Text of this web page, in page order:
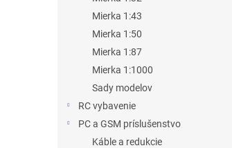
Mierka 1:43
Mierka 1:50
Mierka 1:87
Mierka 1:1000
Sady modelov
RC vybavenie
PC a GSM príslušenstvo
Káble a redukcie